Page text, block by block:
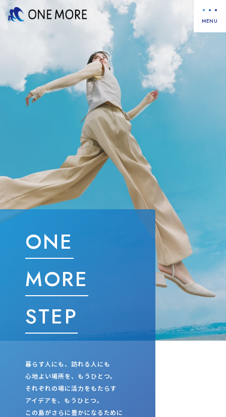
ONE
MORE
STEP
暮らす人にも、訪れる人にも
心地よい場所を、もうひとつ。
それぞれの場に活力をもたらす
アイデアを、もうひとつ。
この島がさらに豊かになるために